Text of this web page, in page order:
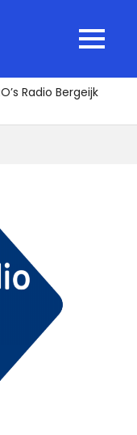
MENU
Radio Bergeijk